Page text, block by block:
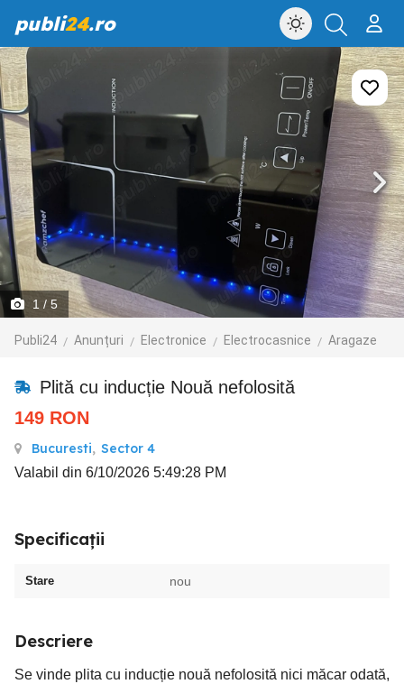
publi24.ro
1 / 5
Publi24 Anunțuri Electronice Electrocasnice Aragaze
Plită cu inducție Nouă nefolosită
149 RON
Bucuresti, Sector 4
Valabil din 6/10/2026 5:49:28 PM
Specificații
Stare nou
Descriere
Se vinde plita cu inducție nouă nefolosită nici măcar odată,